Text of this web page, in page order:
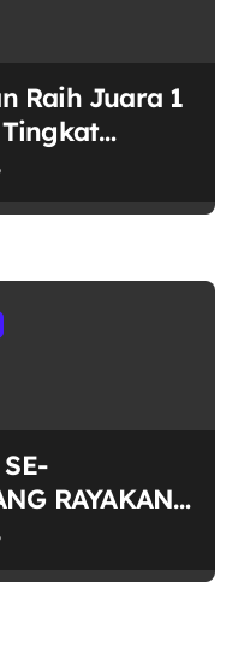
Raih Juara 1
di HUT RI
RAYAKAN
SEMANGAT